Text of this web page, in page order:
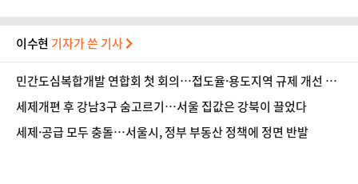
이수현 기자가 쓴 기사
민간도심복합개발 연합회 첫 회의…접도율·용도지역 규제 개선 건
의
세제개편 후 강남3구 숨고르기…서울 집값은 강북이 끌었다
세제·공급 모두 충돌…서울시, 정부 부동산 정책에 정면 반발